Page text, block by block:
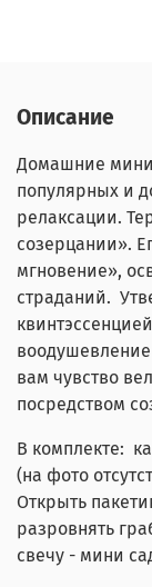
Описание
Домашние
популярных и
релаксации.
созерцании».
мгновение»,
страданий.
вам чувство
посредством
В комплекте:
(на фото
Открыть
разровнять
свечу - мини